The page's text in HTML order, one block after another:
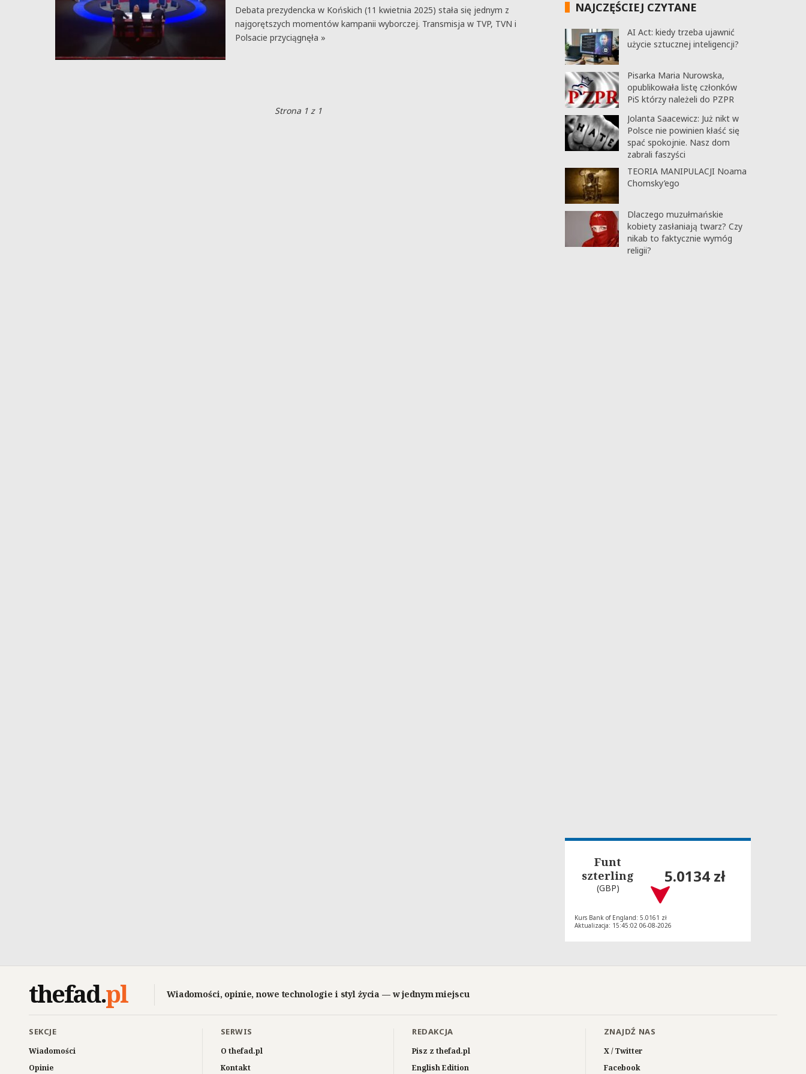
Debata prezydencka w Końskich (11 kwietnia 2025) stała się jednym z
najgorętszych momentów kampanii wyborczej. Transmisja w TVP, TVN i
Polsacie przyciągnęła »
Strona 1 z 1
NAJCZĘŚCIEJ CZYTANE
AI Act: kiedy trzeba ujawnić
użycie sztucznej inteligencji?
Pisarka Maria Nurowska,
opublikowała listę członków
PiS którzy należeli do PZPR
Jolanta Saacewicz: Już nikt w
Polsce nie powinien kłaść się
spać spokojnie. Nasz dom
zabrali faszyści
TEORIA MANIPULACJI Noama
Chomsky’ego
Dlaczego muzułmańskie
kobiety zasłaniają twarz? Czy
nikab to faktycznie wymóg
religii?
Funt
szterling
(GBP)
5.0134 zł
Kurs Bank of England: 5.0161 zł
Aktualizacja: 15:45:02 06-08-2026
thefad.pl Wiadomości, opinie, nowe technologie i styl życia — w jednym miejscu
SEKCJE
Wiadomości
Opinie
SERWIS
O thefad.pl
Kontakt
REDAKCJA
Pisz z thefad.pl
English Edition
ZNAJDŹ NAS
X / Twitter
Facebook